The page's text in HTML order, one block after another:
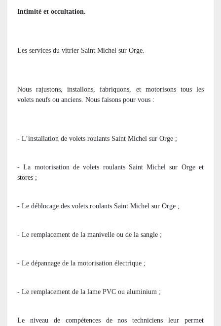
Intimité et occultation.
Les services du vitrier Saint Michel sur Orge.
Nous rajustons, installons, fabriquons, et motorisons tous les
volets neufs ou anciens. Nous faisons pour vous :
- L’installation de volets roulants Saint Michel sur Orge ;
- La motorisation de volets roulants Saint Michel sur Orge et
stores ;
- Le déblocage des volets roulants Saint Michel sur Orge ;
- Le remplacement de la manivelle ou de la sangle ;
- Le dépannage de la motorisation électrique ;
- Le remplacement de la lame PVC ou aluminium ;
Le niveau de compétences de nos techniciens leur permet